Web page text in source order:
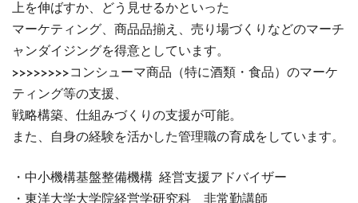
上を伸ばすか、どう見せるかといった
マーケティング、 商品品揃え、売り場づくりなどのマーチ
ャンダイジングを得意としています。
>>>>>>>>コンシューマ商品（特に酒類・食品）のマーケ
ティング等の支援、
戦略構築、仕組みづくりの支援が可能。
また、自身の経験を活かした管理職の育成をしています。
・中小機構基盤整備機構 経営支援アドバイザー
・東洋大学大学院経営学研究科 非常勤講師